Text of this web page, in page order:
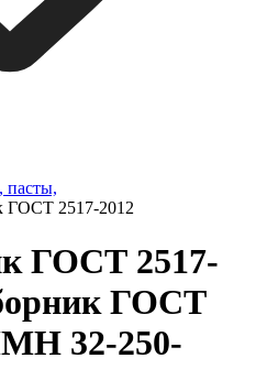
пасты,
ГОСТ 2517-2012
ГОСТ 2517-
ГОСТ
32-250-